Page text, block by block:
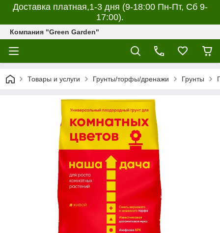
Доставка платная,1-3 дня (9-18:00 Пн-Пт, Сб 9-
17:00).
Компания "Green Garden"
Товары и услуги Грунты/торфы/дренажи Грунты